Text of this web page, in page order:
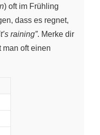
) oft im Frühling
dass es regnet,
raining”. Merke dir
man oft einen